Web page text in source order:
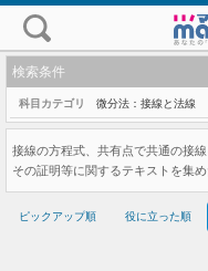
検索条件
科目カテゴリ 微分法：接線と法線
接線の方程式、共有点で共通の接
その証明等に関するテキストを集め
ピックアップ順 役に立った順